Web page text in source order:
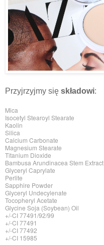
Przyjrzyjmy się składowi:
Mica
Isocetyl Stearoyl Stearate
Kaolin
Silica
Calcium Carbonate
Magnesium Stearate
Titanium Dioxide
Bambusa Arundinacea Stem Extract
Glyceryl Caprylate
Perlite
Sapphire Powder
Glyceryl Undecylenate
Tocopheryl Acetate
Glycine Soja (Soybean) Oil
+/-CI 77491/92/99
+/-CI 77491
+/-CI 77492
+/-CI 15985